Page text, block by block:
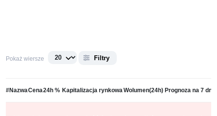
Pokaż wiersze Filtry
#NazwaCena24h % Kapitalizacja rynkowaWolumen(24h) Prognoza na 7 dni